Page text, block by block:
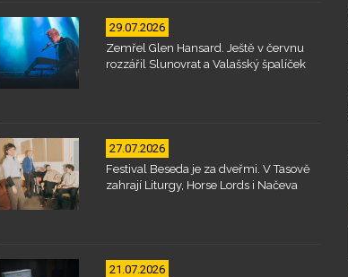
29.07.2026
Zemřel Glen Hansard. Ještě v červnu
rozzářil Slunovrat a Valašský špalíček
27.07.2026
Festival Beseda je za dveřmi. V Tasově
zahrají Liturgy, Horse Lords i Načeva
21.07.2026